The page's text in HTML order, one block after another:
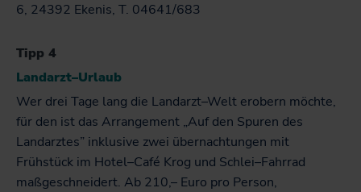
6, 24392 Ekenis, T. 04641/683
Tipp 4
Landarzt–Urlaub
Wer drei Tage lang die Landarzt–Welt erobern möchte,
für den ist das Arrangement „Auf den Spuren des
Landarztes” inklusive zwei übernachtungen mit
Frühstück im Hotel–Café Krog und Schlei–Fahrrad
maßgeschneidert. Ab 210,– Euro pro Person,